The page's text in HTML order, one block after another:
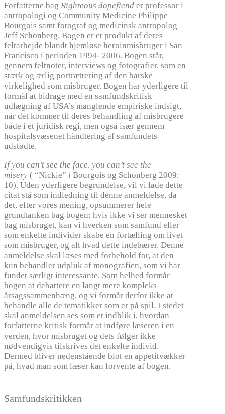
Forfatterne bag Righteous dopefiend er professor i
antropologi og Community Medicine Philippe
Bourgois samt fotograf og medicinsk antropolog
Jeff Schonberg. Bogen er et produkt af deres
feltarbejde blandt hjemløse heroinmisbruger i San
Francisco i perioden 1994- 2006. Bogen står,
gennem feltnoter, interviews og fotografier, som en
stærk og ærlig portrættering af den barske
virkelighed som misbruger. Bogen har yderligere til
formål at bidrage med en samfundskritisk
udlægning af USA’s manglende empiriske indsigt,
når det kommer til deres behandling af misbrugere
både i et juridisk regi, men også især gennem
hospitalsvæsenet håndtering af samfundets
udstødte.
If you can’t see the face, you can’t see the
misery ( “Nickie” i Bourgois og Schonberg 2009:
10). Uden yderligere begrundelse, vil vi lade dette
citat stå som indledning til denne anmeldelse, da
det, efter vores mening, opsummerer hele
grundtanken bag bogen; hvis ikke vi ser mennesket
bag misbruget, kan vi hverken som samfund eller
som enkelte individer skabe en fortælling om livet
som misbruger, og alt hvad dette indebærer. Denne
anmeldelse skal læses med forbehold for, at den
kun behandler udpluk af monografien, som vi har
fundet særligt interessante. Som helhed formår
bogen at debattere en langt mere kompleks
årsagssammenhæng, og vi formår derfor ikke at
behandle alle de tematikker som er på spil. I stedet
skal anmeldelsen ses som et indblik i, hvordan
forfatterne kritisk formår at indføre læseren i en
verden, hvor misbruget og dets følger ikke
nødvendigvis tilskrives det enkelte individ.
Dermed bliver nedenstående blot en appetitvækker
på, hvad man som læser kan forvente af bogen.
Samfundskritikken